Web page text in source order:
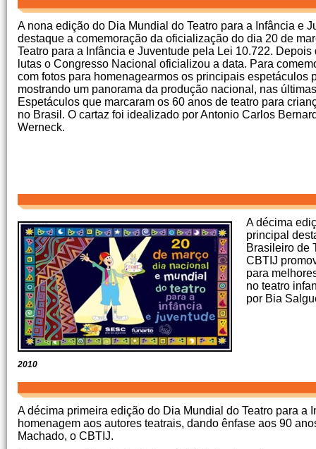
A nona edição do Dia Mundial do Teatro para a Infância e
destaque a comemoração da oficialização do dia 20 de
Teatro para a Infância e Juventude pela Lei 10.722.
lutas o Congresso Nacional oficializou a data. Para
com fotos para homenagearmos os principais espetáculos
mostrando um panorama da produção nacional, nas
Espetáculos que marcaram os 60 anos de teatro para
no Brasil. O cartaz foi idealizado por Antonio Carlos
Werneck.
2010
A décima
principal
Brasileiro de
CBTIJ
para
no teatro
por Bia
A décima primeira edição do Dia Mundial do Teatro para a
homenagem aos autores teatrais, dando ênfase aos 90
Machado, o CBTIJ.